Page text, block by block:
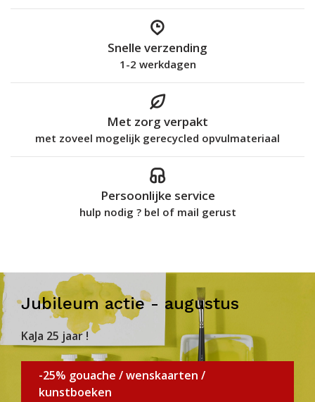
Snelle verzending
1-2 werkdagen
Met zorg verpakt
met zoveel mogelijk gerecycled opvulmateriaal
Persoonlijke service
hulp nodig ? bel of mail gerust
Jubileum actie - augustus
KaJa 25 jaar !
-25% gouache / wenskaarten /
kunstboeken